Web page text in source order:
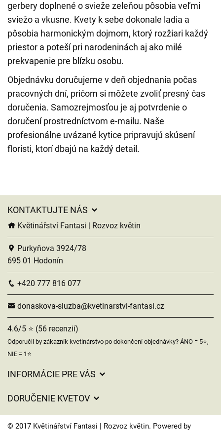
gerbery doplnené o svieže zeleňou pôsobia veľmi
sviežo a vkusne. Kvety k sebe dokonale ladia a
pôsobia harmonickým dojmom, ktorý rozžiari každý
priestor a poteší pri narodeninách aj ako milé
prekvapenie pre blízku osobu.
Objednávku doručujeme v deň objednania počas
pracovných dní, pričom si môžete zvoliť presný čas
doručenia. Samozrejmosťou je aj potvrdenie o
doručení prostredníctvom e-mailu. Naše
profesionálne uvázané kytice pripravujú skúsení
floristi, ktorí dbajú na každý detail.
KONTAKTUJTE NÁS
Květinářství Fantasi | Rozvoz květin
Purkyňova 3924/78
695 01 Hodonín
+420 777 816 077
donaskova-sluzba@kvetinarstvi-fantasi.cz
4.6/5 ⭐ (56 recenzií)
Odporučil by zákazník kvetinárstvo po dokončení objednávky? ÁNO = 5⭐,
NIE = 1⭐
INFORMÁCIE PRE VÁS
Časy doručenia kvetov – prehľad možností
DORUČENIE KVETOV
Poplatky za doručenie
Kam doručujeme kvety
© 2017 Květinářství Fantasi | Rozvoz květin. Powered by